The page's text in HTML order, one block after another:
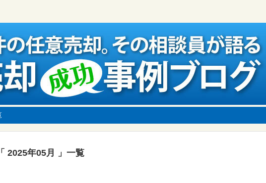
2025年05月 一覧